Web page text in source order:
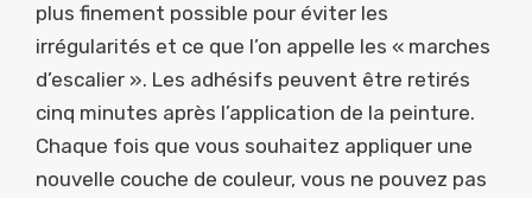
plus finement possible pour éviter les
irrégularités et ce que l’on appelle les « marches
d’escalier ». Les adhésifs peuvent être retirés
cinq minutes après l’application de la peinture.
Chaque fois que vous souhaitez appliquer une
nouvelle couche de couleur, vous ne pouvez pas